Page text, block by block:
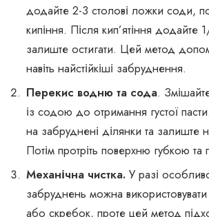
додайте 2-3 столові ложки соди,
кипіння. Після кип’ятіння додайте
залиште остигати. Цей метод
навіть найстійкіші забруднення.
Перекис водню та сода.
із содою до отримання густої
на забруднені ділянки та залиште
Потім протріть поверхню губкою
Механічна чистка. У разі
забруднень можна використовувати
або скребок, проте цей метод